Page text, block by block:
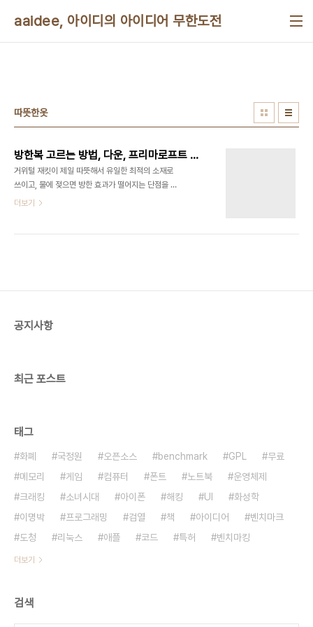
aaidee, 아이디의 아이디어 무한도전
따뜻한옷
방한복 고르는 방법, 다운, 프리마로프트 등에 관한 설명
거위털 재킷이 제일 따뜻해서 유일한 최적의 소재로
쓰이고, 물에 젖으면 방한 효과가 떨어지는 단점을 위
해서 프리마로프트가 필파워 500~900급의 대안
더보기
공지사항
최근 포스트
태그
화폐 국정원 오픈소스 benchmark GPL
무료
메모리
게임 컴퓨터 폰트 노트북
운영체제
크래킹
소녀시대 아이폰 해킹 UI
화성학
이명박
프로그래밍 검열 책 아이디어
벤치마크
도청
리눅스 애플 코드 특허 벤치마킹
더보기
검색